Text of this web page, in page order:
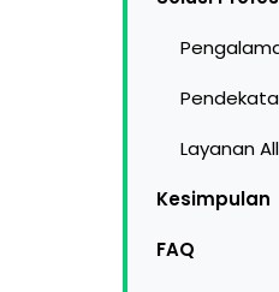
Layanan
Kesimpulan
FAQ